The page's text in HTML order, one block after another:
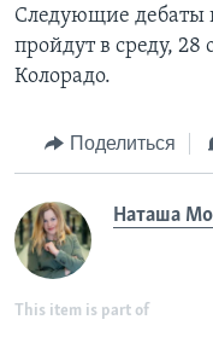
Следующие дебаты
пройдут в среду, 28
Колорадо.
Поделиться
Наташа
This item is part of